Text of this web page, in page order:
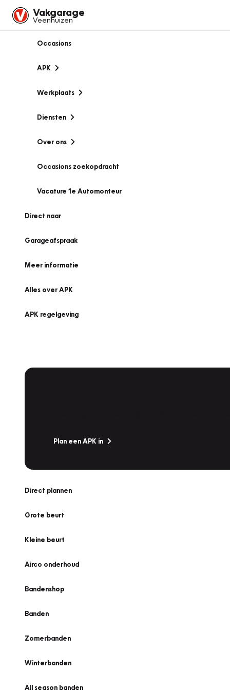
Vakgarage
Veenhuizen
Occasions
APK
Werkplaats
Diensten
Over ons
Occasions zoekopdracht
Vacature 1e Automonteur
Direct naar
Garageafspraak
Meer informatie
Alles over APK
APK regelgeving
Plan een APK in
Direct plannen
Grote beurt
Kleine beurt
Airco onderhoud
Bandenshop
Banden
Zomerbanden
Winterbanden
All season banden